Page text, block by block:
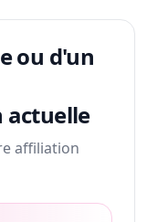
ou d'un
affiliation